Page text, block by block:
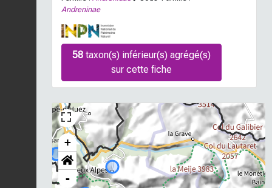
Andreninae
58taxon(s) inférieur(s) agrégé(s)
sur cette fiche
+
-